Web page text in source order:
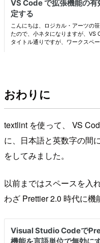
おわりに
textlint を使って、 VS
に、日本語と英数字の間
をしてみました。
以前まではスペースを入
わざ Prettier 2.0 時代に機